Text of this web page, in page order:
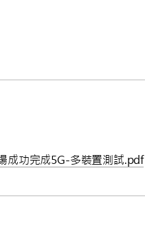
成功完成5G-多裝置測試.pdf